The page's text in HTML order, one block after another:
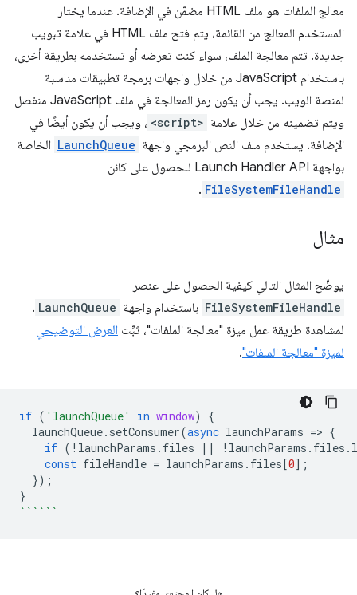
معالج الملفات هو ملف HTML مضمّن في الإضافة. عندما يختار
المستخدم المعالج من القائمة، يتم فتح ملف HTML في علامة تبويب
جديدة. تتم معالجة الملف، سواء كنت تعرضه أو تستخدمه بطريقة أخرى،
باستخدام JavaScript من خلال واجهات برمجة تطبيقات مناسبة
لمنصة الويب. يجب أن يكون رمز المعالجة في ملف JavaScript منفصل
ويتم تضمينه من خلال علامة <script> ، ويجب أن يكون أيضًا في
الإضافة. يستخدم ملف النص البرمجي واجهة LaunchQueue الخاصة
بواجهة Launch Handler API للحصول على كائن
FileSystemFileHandle
.
مثال
يوضّح المثال التالي كيفية الحصول على عنصر
FileSystemFileHandle باستخدام واجهة LaunchQueue
.
لمشاهدة طريقة عمل ميزة "معالجة الملفات"، ثبِّت العرض التوضيحي
لميزة "معالجة الملفات".
if ( 'launchQueue' in window)
{
launchQueue. setConsumer(async launchParams => {
if ( ! launchParams . files || ! launchParams . files .
const fileHandle = launchParams . files[0];
});
}
``````